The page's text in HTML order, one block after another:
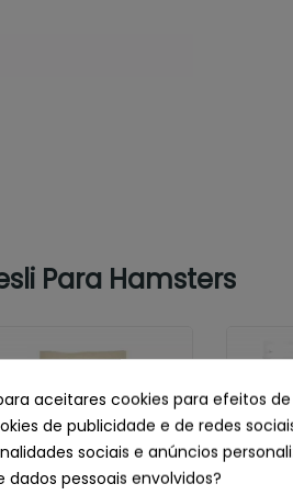
Para Hamsters
aceitares cookies para efeitos
de publicidade e de redes
sociais e anúncios
pessoais envolvidos?